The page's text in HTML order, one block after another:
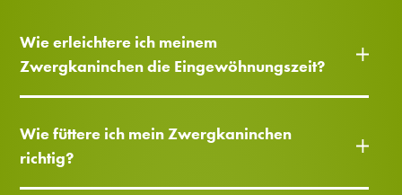
Wie erleichtere ich meinem
Zwergkaninchen die Eingewöhnungszeit?
Wie füttere ich mein Zwergkaninchen
richtig?